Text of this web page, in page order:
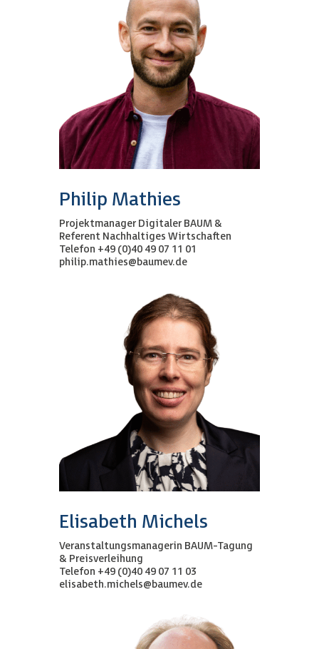
Philip Mathies
Projektmanager Digitaler BAUM &
Referent Nachhaltiges Wirtschaften
Telefon +49 (0)40 49 07 11 01
philip.mathies@baumev.de
Elisabeth Michels
Veranstaltungsmanagerin BAUM-Tagung
& Preisverleihung
Telefon +49 (0)40 49 07 11 03
elisabeth.michels@baumev.de